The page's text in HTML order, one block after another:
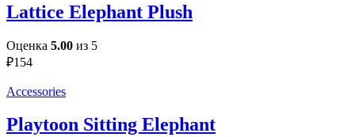
Lattice Elephant Plush
Оценка 5.00 из 5
₽154
Accessories
Playtoon Sitting Elephant